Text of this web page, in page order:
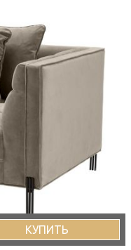
КУПИТЬ